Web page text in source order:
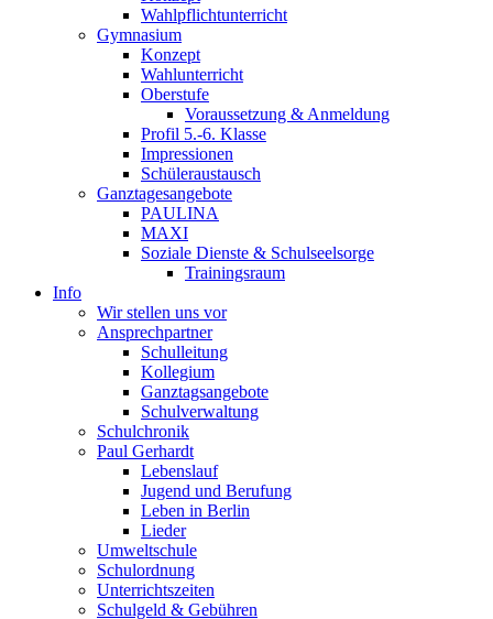
Wahlpflichtunterricht
Gymnasium
Konzept
Wahlunterricht
Oberstufe
Voraussetzung & Anmeldung
Profil 5.-6. Klasse
Impressionen
Schüleraustausch
Ganztagesangebote
PAULINA
MAXI
Soziale Dienste & Schulseelsorge
Trainingsraum
Info
Wir stellen uns vor
Ansprechpartner
Schulleitung
Kollegium
Ganztagsangebote
Schulverwaltung
Schulchronik
Paul Gerhardt
Lebenslauf
Jugend und Berufung
Leben in Berlin
Lieder
Umweltschule
Schulordnung
Unterrichtszeiten
Schulgeld & Gebühren